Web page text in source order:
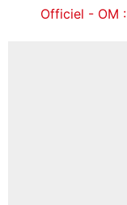
Officiel - OM